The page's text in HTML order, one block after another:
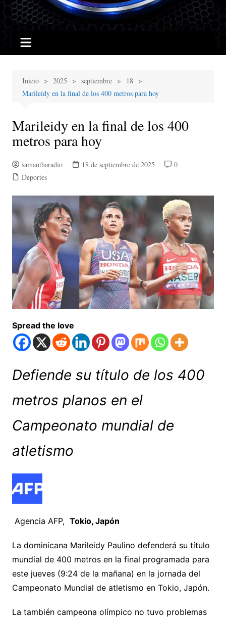
Inicio 2025 septiembre
18
Marileidy en la final de los 400 metros para hoy
Marileidy en la final de los 400
metros para hoy
samantharadio 18 de septiembre de 2025
0
Deportes
Spread the love
Defiende su título de los 400
metros planos en el
Campeonato mundial de
atletismo
Agencia AFP, Tokio, Japón
La dominicana Marileidy Paulino defenderá su título
mundial de 400 metros en la final programada para
este jueves (9:24 de la mañana) en la jornada del
Campeonato Mundial de atletismo en Tokio, Japón.
La también campeona olímpico no tuvo problemas